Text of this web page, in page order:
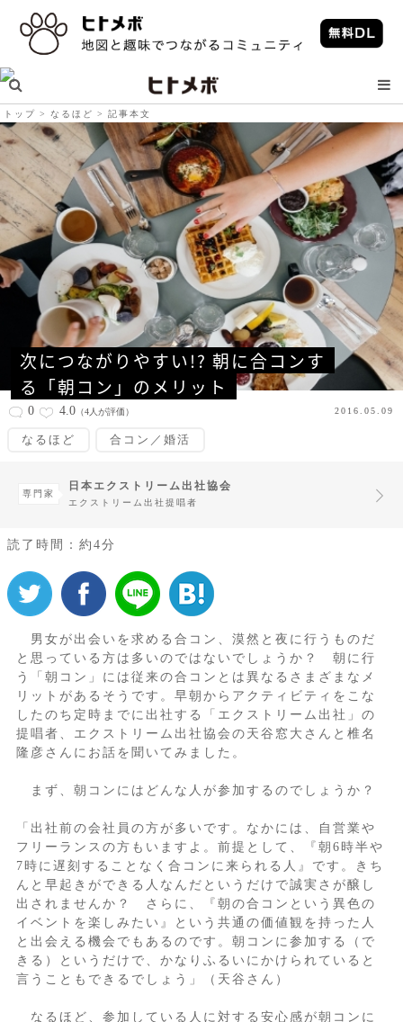
トップ なるほど 記事本文
次につながりやすい!? 朝に合コンす
る「朝コン」のメリット
0 4.0 （4人が評価） 2016.05.09
なるほど 合コン／婚活
専門家
日本エクストリーム出社協会
エクストリーム出社提唱者
読了時間：約4分
男女が出会いを求める合コン、漠然と夜に行うものだ
と思っている方は多いのではないでしょうか？ 朝に行
う「朝コン」には従来の合コンとは異なるさまざまなメ
リットがあるそうです。早朝からアクティビティをこな
したのち定時までに出社する「エクストリーム出社」の
提唱者、エクストリーム出社協会の天谷窓大さんと椎名
隆彦さんにお話を聞いてみました。
まず、朝コンにはどんな人が参加するのでしょうか？
「出社前の会社員の方が多いです。なかには、自営業や
フリーランスの方もいますよ。前提として、『朝6時半や
7時に遅刻することなく合コンに来られる人』です。きち
んと早起きができる人なんだというだけで誠実さが醸し
出されませんか？ さらに、『朝の合コンという異色の
イベントを楽しみたい』という共通の価値観を持った人
と出会える機会でもあるのです。朝コンに参加する（で
きる）というだけで、かなりふるいにかけられていると
言うこともできるでしょう」（天谷さん）
なるほど、参加している人に対する安心感が朝コンに